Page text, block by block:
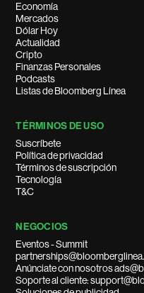
Economía
Mercados
Dólar Hoy
Actualidad
Cripto
Finanzas Personales
Podcasts
Listas de Bloomberg Línea
TÉRMINOS DE USO
Suscríbete
Política de privacidad
Términos de suscripción
Tecnología
T&C
NEGOCIOS
Eventos - Summit
Anúnciate con nosotros
Soporte al cliente: